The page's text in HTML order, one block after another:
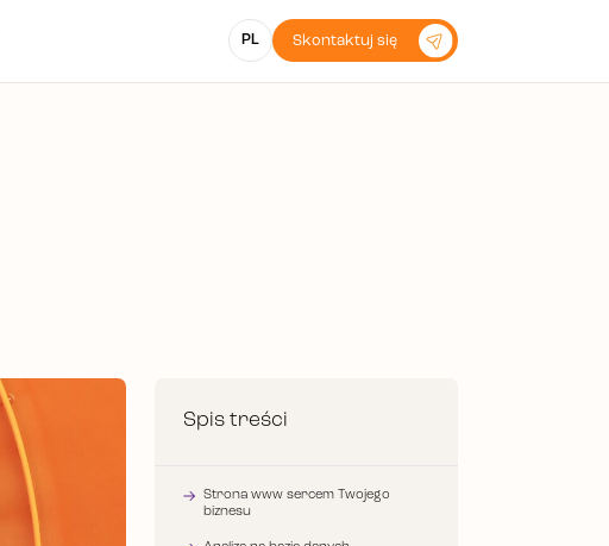
PL Skontaktuj się
Spis treści
Strona www sercem Twojego
biznesu